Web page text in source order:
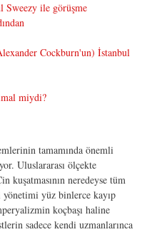
Sweezy ile görüşme
Cockburn'un) İstanbul
miydi?
tamamında önemli
Uluslararası ölçekte
kuşatmasının neredeyse tüm
yüz binlerce kayıp
koçbaşı haline
sadece kendi uzman­larınca